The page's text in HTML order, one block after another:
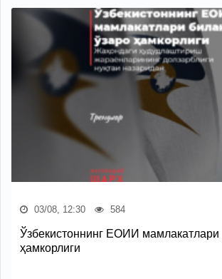
03/08, 12:30 584
Ўзбекистоннинг ЕОИИ мамлакатлари
ҳамкорлиги